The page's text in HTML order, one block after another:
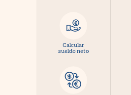
Calcular
sueldo neto